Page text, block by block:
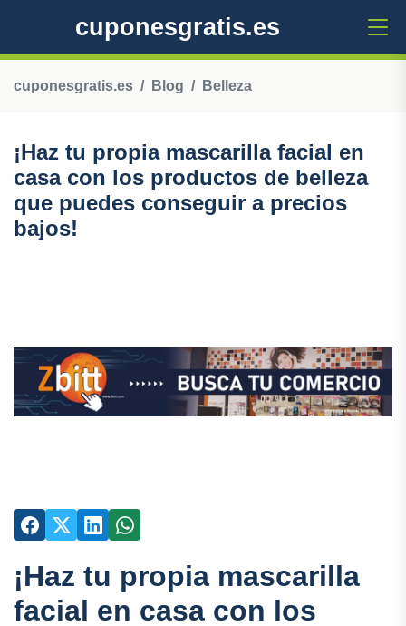
cuponesgratis.es
cuponesgratis.es Blog Belleza
¡Haz tu propia mascarilla facial en
casa con los productos de belleza
que puedes conseguir a precios
bajos!
¡Haz tu propia mascarilla
facial en casa con los